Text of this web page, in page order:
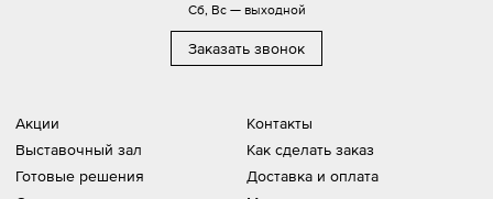
Акции
Выставочный зал
Готовые решения
Контакты
Как сделать заказ
Доставка и оплата
Сб, Вс — выходной
Заказать звонок